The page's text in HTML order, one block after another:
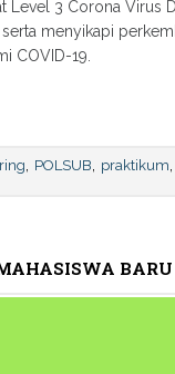
Level 3 Corona Virus
menyikapi
COVID-19.
, POLSUB, praktikum,
BARU